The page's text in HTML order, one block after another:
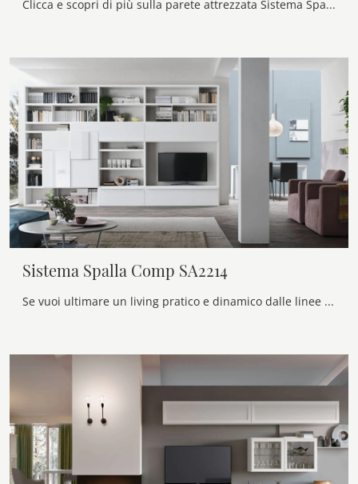
Clicca e scopri di più sulla parete attrezzata Sistema Spalla Comp SA2217 del marchio Maronese: è la soluzione dalle linee moderne perfetta per te.
Sistema Spalla Comp SA2214
Se vuoi ultimare un living pratico e dinamico dalle linee moderne, ti offriamo la parete attrezzata Sistema Spalla Comp SA2214 Maronese.